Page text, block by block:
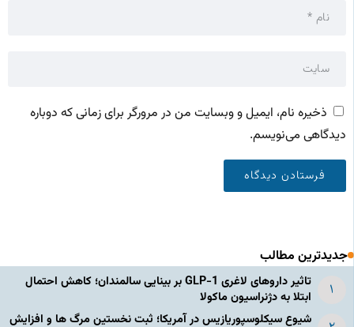
ذخیره نام، ایمیل و وبسایت من در مرورگر برای زمانی که دوباره
دیدگاهی می‌نویسم.
جدیدترین مطالب
تاثیر داروهای لاغری GLP-1 بر بینایی سالمندان؛ کاهش احتمال
ابتلا به دژنراسیون ماکولا
شیوع سیکلوسپوریازیس در آمریکا؛ ثبت نخستین مرگ ها و افزایش